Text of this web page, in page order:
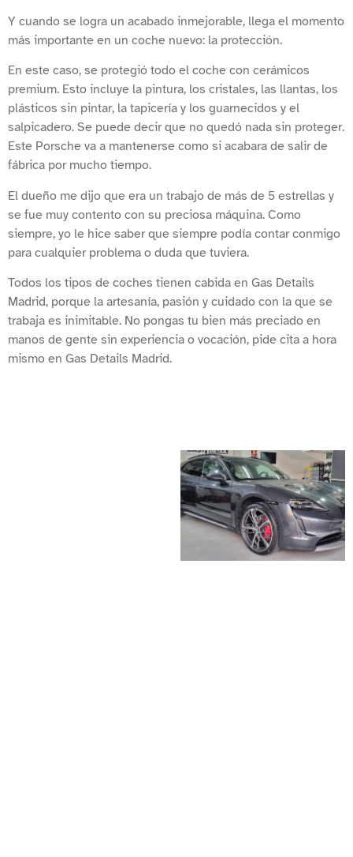
Y cuando se logra un acabado inmejorable, llega el momento
más importante en un coche nuevo: la protección.
En este caso, se protegió todo el coche con cerámicos
premium. Esto incluye la pintura, los cristales, las llantas, los
plásticos sin pintar, la tapicería y los guarnecidos y el
salpicadero. Se puede decir que no quedó nada sin proteger.
Este Porsche va a mantenerse como si acabara de salir de
fábrica por mucho tiempo.
El dueño me dijo que era un trabajo de más de 5 estrellas y
se fue muy contento con su preciosa máquina. Como
siempre, yo le hice saber que siempre podía contar conmigo
para cualquier problema o duda que tuviera.
Todos los tipos de coches tienen cabida en Gas Details
Madrid, porque la artesanía, pasión y cuidado con la que se
trabaja es inimitable. No pongas tu bien más preciado en
manos de gente sin experiencia o vocación, pide cita a hora
mismo en Gas Details Madrid.